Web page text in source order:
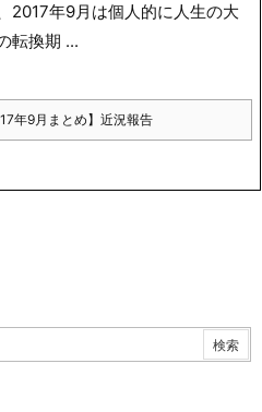
2017年9月は個人的に人生の大
転換期 ...
年9月まとめ】近況報告